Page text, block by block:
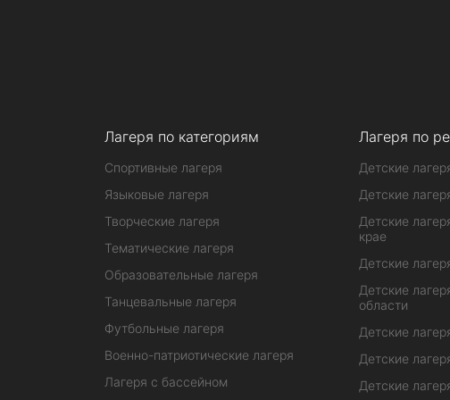
Лагеря по категориям
Спортивные лагеря
Языковые лагеря
Творческие лагеря
Тематические лагеря
Образовательные лагеря
Танцевальные лагеря
Футбольные лагеря
Военно-патриотические лагеря
Лагеря с бассейном
Лагеря по
Детские
Детские
Детские
крае
Детские
Детские
области
Детские
Детские
Детские